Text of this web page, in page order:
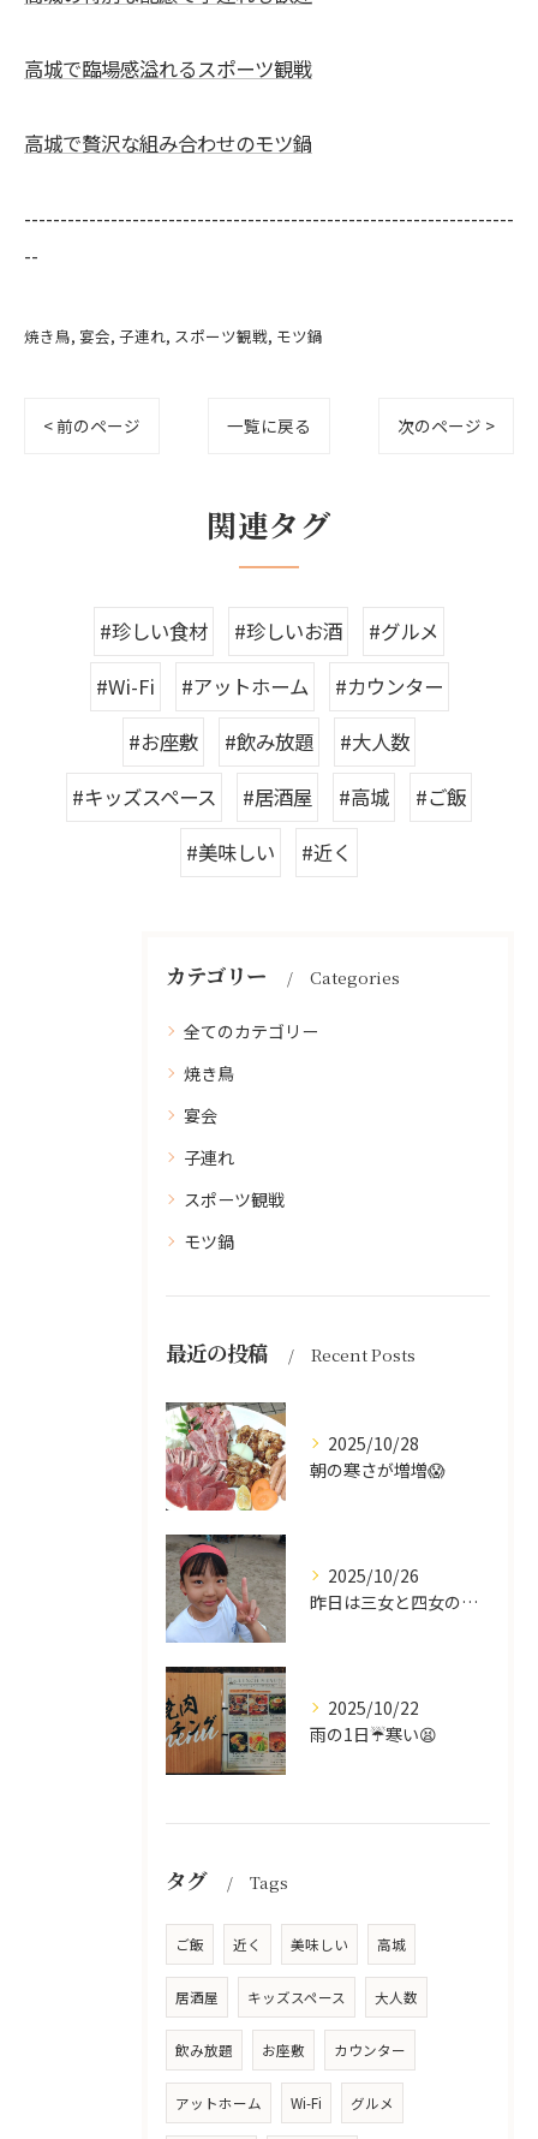
高城で臨場感溢れるスポーツ観戦
高城で贅沢な組み合わせのモツ鍋
--------------------------------------------------------------------
--
焼き鳥 宴会 子連れ スポーツ観戦 モツ鍋
< 前のページ 一覧に戻る 次のページ >
関連タグ
#珍しい食材 #珍しいお酒
#グルメ
#Wi-Fi
#アットホーム
#カウンター
#お座敷
#飲み放題
#大人数
#キッズスペース
#居酒屋 #高城
#ご飯
#美味しい
#近く
カテゴリー Categories
全てのカテゴリー
焼き鳥
宴会
子連れ
スポーツ観戦
モツ鍋
最近の投稿 Recent Posts
2025/10/28
朝の寒さが増増😱
2025/10/26
昨日は三女と四女の運動会🥰
2025/10/22
雨の1日☔寒い😫
タグ Tags
ご飯 近く 美味しい 高城
居酒屋 キッズスペース 大人数
飲み放題 お座敷 カウンター
アットホーム Wi-Fi グルメ